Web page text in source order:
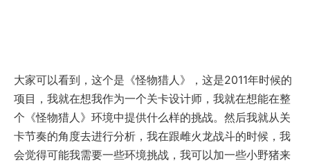
大家可以看到，这个是《怪物猎人》，这是2011年时候的
项目，我就在想我作为一个关卡设计师，我就在想能在整
个《怪物猎人》环境中提供什么样的挑战。然后我就从关
卡节奏的角度去进行分析，我在跟雌火龙战斗的时候，我
会觉得可能我需要一些环境挑战，我可以加一些小野猪来